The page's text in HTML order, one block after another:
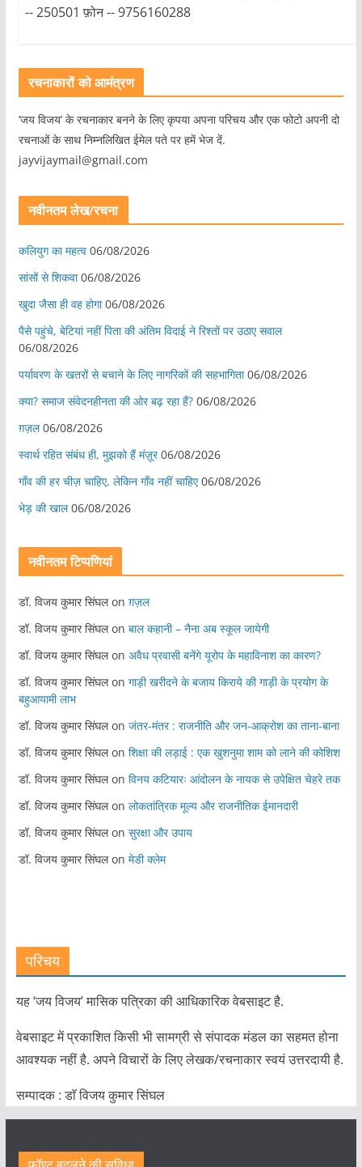
-- 250501 फ़ोन -- 9756160288
रचनाकारों को आमंत्रण
‘जय विजय’ के रचनाकार बनने के लिए कृपया अपना परिचय और एक फोटो अपनी दो
रचनाओं के साथ निम्नलिखित ईमेल पते पर हमें भेज दें.
jayvijaymail@gmail.com
नवीनतम लेख/रचना
कलियुग का महत्व 06/08/2026
सांसों से शिकवा 06/08/2026
खुदा जैसा ही वह होगा 06/08/2026
पैसे पहुंचे, बेटियां नहीं पिता की अंतिम विदाई ने रिश्तों पर उठाए सवाल
06/08/2026
पर्यावरण के खतरों से बचाने के लिए नागरिकों की सहभागिता 06/08/2026
क्या? समाज संवेदनहीनता की ओर बढ़ रहा हैं? 06/08/2026
ग़ज़ल 06/08/2026
स्वार्थ रहित संबंध ही, मुझको हैं मंज़ूर 06/08/2026
गाँव की हर चीज़ चाहिए, लेकिन गाँव नहीं चाहिए 06/08/2026
भेड़ की खाल 06/08/2026
नवीनतम टिप्पणियां
डॉ. विजय कुमार सिंघलon ग़ज़ल
डॉ. विजय कुमार सिंघलon बाल कहानी – नैना अब स्कूल जायेगी
डॉ. विजय कुमार सिंघलon अवैध प्रवासी बनेंगे यूरोप के महाविनाश का कारण?
डॉ. विजय कुमार सिंघलon गाड़ी खरीदने के बजाय किराये की गाड़ी के प्रयोग के
बहुआयामी लाभ
डॉ. विजय कुमार सिंघलon जंतर-मंतर : राजनीति और जन-आक्रोश का ताना-बाना
डॉ. विजय कुमार सिंघलon शिक्षा की लड़ाई : एक खुशनुमा शाम को लाने की कोशिश
डॉ. विजय कुमार सिंघलon विनय कटियारः आंदोलन के नायक से उपेक्षित चेहरे तक
डॉ. विजय कुमार सिंघलon लोकतांत्रिक मूल्य और राजनीतिक ईमानदारी
डॉ. विजय कुमार सिंघलon सुरक्षा और उपाय
डॉ. विजय कुमार सिंघलon मेडी क्लेम
परिचय
यह ‘जय विजय’ मासिक पत्रिका की आधिकारिक वेबसाइट है.
वेबसाइट में प्रकाशित किसी भी सामग्री से संपादक मंडल का सहमत होना
आवश्यक नहीं है. अपने विचारों के लिए लेखक/रचनाकार स्वयं उत्तरदायी है.
सम्पादक : डाॅ विजय कुमार सिंघल